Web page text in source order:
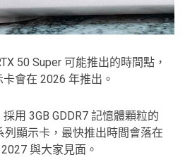
50 Super 可能推出的時間點，
會在 2026 年推出。
用 3GB GDDR7 記憶體顆粒的
列顯示卡，最快推出時間會落在
與大家見面。